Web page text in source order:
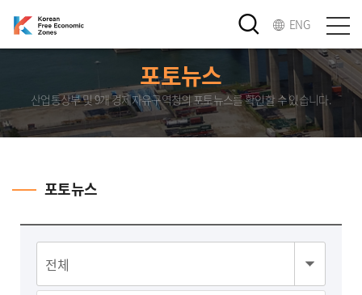
ENG
포토뉴스
산업통상부 및 9개 경제자유구역청의 포토뉴스를 확인할 수 있습니다.
포토뉴스